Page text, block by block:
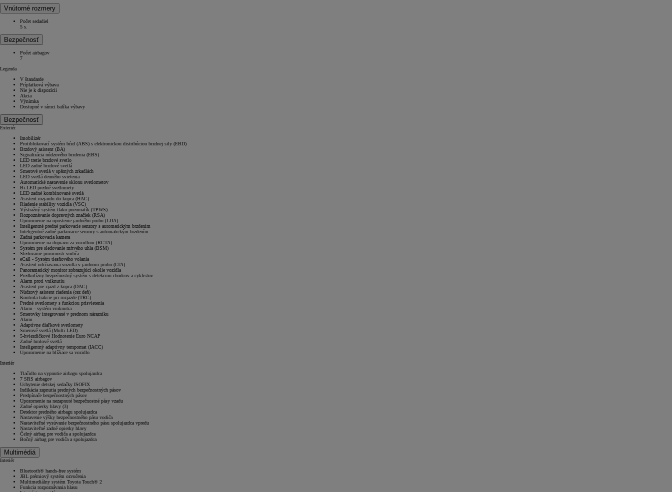
Od22 390 €s DPH
a bonusu za výkup800 €
Corolla Sedan
AJ HYBRID
Vnútorné rozmery
Počet sedadiel
5 s.
Bezpečnosť
Počet airbagov
7
Legenda
V štandarde
Príplatková výbava
Nie je k dispozícii
Akcia
Výnimka
Dostupné v rámci balíka výbavy
Bezpečnosť
Exteriér
Imobilizér
Protiblokovací systém bŕzd (ABS) s elektronickou distribúciou brzdnej sily (EBD)
Brzdový asistent (BA)
Signalizácia núdzového brzdenia (EBS)
LED tretie brzdové svetlo
LED zadné brzdové svetlá
Smerové svetlá v spätných zrkadlách
LED svetlá denného svietenia
Automatické nastavenie sklonu svetlometov
Bi-LED predné svetlomety
LED zadné kombinované svetlá
Asistent rozjazdu do kopca (HAC)
Riadenie stability vozidla (VSC)
Výstražný systém tlaku pneumatík (TPWS)
Rozpoznávanie dopravných značiek (RSA)
Upozornenie na opustenie jazdného pruhu (LDA)
Inteligentné predné parkovacie senzory s automatickým brzdením
Inteligentné zadné parkovacie senzory s automatickým brzdením
Zadná parkovacia kamera
Upozornenie na dopravu za vozidlom (RCTA)
Systém pre sledovanie mŕtvého uhla (BSM)
Sledovanie pozornosti vodiča
eCall - Systém tiesňového volania
Asistent udržiavania vozidla v jazdnom pruhu (LTA)
Panoramatický monitor zobrazujúci okolie vozidla
Predkolízny bezpečnostný systém s detekciou chodcov a cyklistov
Alarm proti vniknutiu
Asistent pre zjazd z kopca (DAC)
Núdzový asistent riadenia (cez deň)
Kontrola trakcie pri rozjazde (TRC)
Predné svetlomety s funkciou prisvietenia
Alarm - systém vniknutia
Smerovky integrované v prednom nárazníku
Alarm
Adaptívne diaľkové svetlomety
Smerové svetlá (Multi LED)
5-hviezdičkové Hodnotenie Euro NCAP
Zadné hmlové svetlá
Inteligentný adaptívny tempomat (IACC)
Upozornenie na blížiace sa vozidlo
Interiér
Tlačidlo na vypnutie airbagu spolujazdca
7 SRS airbagov
Uchytenie detskej sedačky ISOFIX
Indikácia zapnutia predných bezpečnostných pásov
Predpínače bezpečnostných pásov
Upozornenie na nezapnuté bezpečnostné pásy vzadu
Zadné opierky hlavy (3)
Detektor predného airbagu spolujazdca
Nastavenie výšky bezpečnostného pásu vodiča
Nastaviteľné vysúvanie bezpečnostného pásu spolujazdca vpredu
Nastaviteľné zadné opierky hlavy
Čelný airbag pre vodiča a spolujazdca
Bočný airbag pre vodiča a spolujazdca
Multimédiá
Interiér
Bluetooth® hands-free systém
JBL prémiový systém ozvučenia
Multimediálny systém Toyota Touch® 2
Funkcia rozpoznávania hlasu